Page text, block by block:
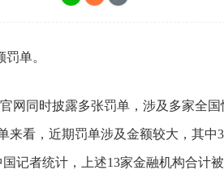
单。
网同时披露多张罚单，涉及多家全
来看，近期罚单涉及金额较大，其中
记者统计，上述13家金融机构合计被